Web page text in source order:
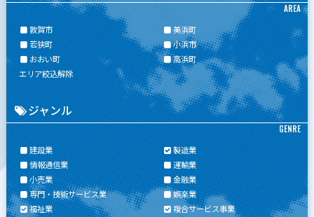
AREA
敦賀市
美浜町
若狭町
小浜市
おおい町
高浜町
エリア絞込解除
ジャンル
GENRE
建設業
製造業
情報通信業
運輸業
小売業
金融業
専門・技術サービス業
娯楽業
福祉業
複合サービス事業